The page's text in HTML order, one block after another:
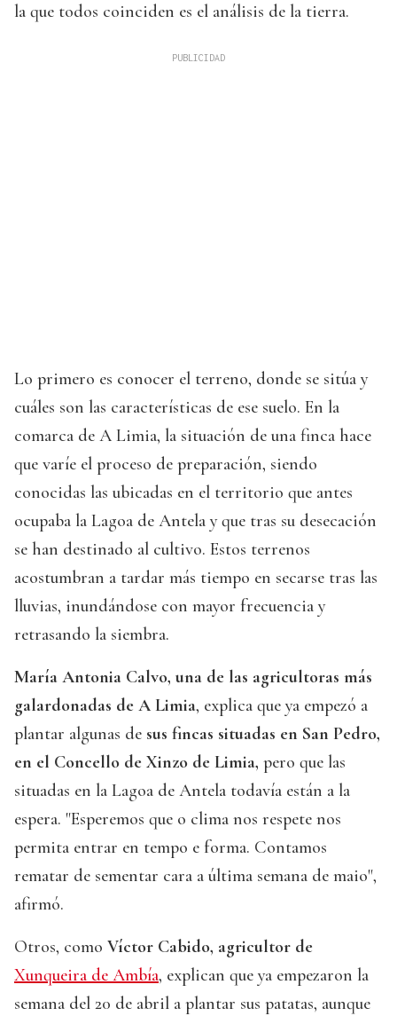
la que todos coinciden es el análisis de la tierra.
Lo primero es conocer el terreno, donde se sitúa y
cuáles son las características de ese suelo. En la
comarca de A Limia, la situación de una finca hace
que varíe el proceso de preparación, siendo
conocidas las ubicadas en el territorio que antes
ocupaba la Lagoa de Antela y que tras su desecación
se han destinado al cultivo. Estos terrenos
acostumbran a tardar más tiempo en secarse tras las
lluvias, inundándose con mayor frecuencia y
retrasando la siembra.
María Antonia Calvo, una de las agricultoras más
galardonadas de A Limia, explica que ya empezó a
plantar algunas de sus fincas situadas en San Pedro,
en el Concello de Xinzo de Limia, pero que las
situadas en la Lagoa de Antela todavía están a la
espera. "Esperemos que o clima nos respete nos
permita entrar en tempo e forma. Contamos
rematar de sementar cara a última semana de maio",
afirmó.
Otros, como Víctor Cabido, agricultor de
Xunqueira de Ambía, explican que ya empezaron la
semana del 20 de abril a plantar sus patatas, aunque